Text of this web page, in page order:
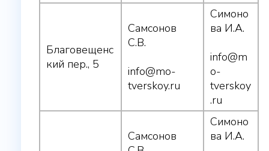
Благовещенс
кий пер., 5
Самсонов
С.В.
info@mo-
tverskoy.ru
Симоно
ва И.А.
info@m
o-
tverskoy
.ru
Самсонов
Симоно
ва И.А.